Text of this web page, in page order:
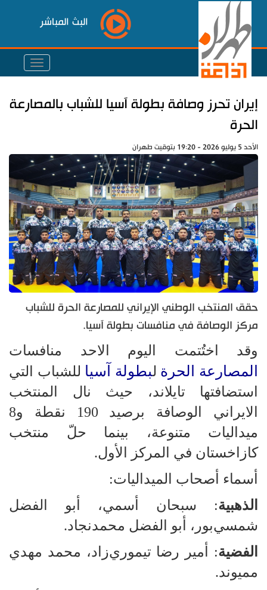
البث المباشر
إيران تحرز وصافة بطولة آسيا للشباب بالمصارعة
الحرة
الأحد 5 يوليو 2026 - 19:20 بتوقيت طهران
حقق المنتخب الوطني الإيراني للمصارعة الحرة للشباب
مركز الوصافة في منافسات بطولة آسيا.
وقد اختُتمت اليوم الاحد منافسات
المصارعة الحرة لبطولة آسيا للشباب التي
استضافتها تايلاند، حيث نال المنتخب
الايراني الوصافة برصيد 190 نقطة و8
ميداليات متنوعة، بينما حلّ منتخب
كازاخستان في المركز الأول.
أسماء أصحاب الميداليات:
الذهبية: سبحان أسمي، أبو الفضل
شمسي‌بور، أبو الفضل محمد‌نجاد.
الفضية: أمير رضا تيموري‌زاد، محمد مهدي
مميوند.